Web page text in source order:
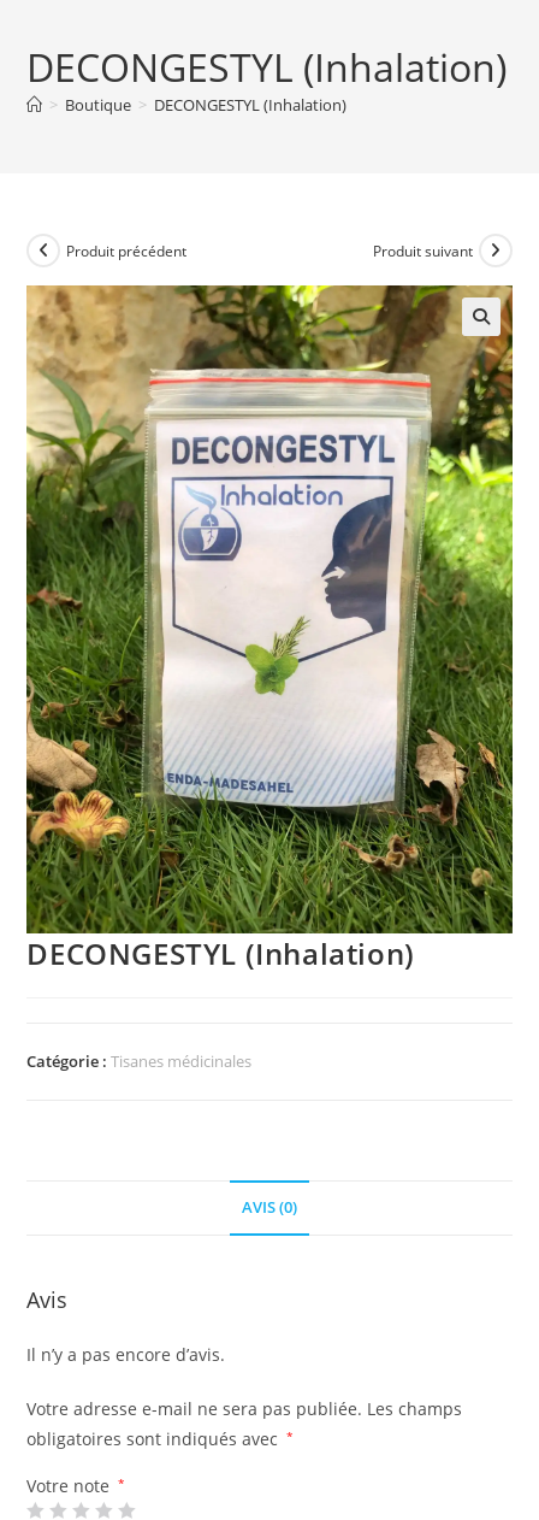
DECONGESTYL (Inhalation)
> Boutique > DECONGESTYL (Inhalation)
Produit précédent Produit suivant
DECONGESTYL (Inhalation)
Catégorie :Tisanes médicinales
AVIS (0)
Avis
Il n’y a pas encore d’avis.
Votre adresse e-mail ne sera pas publiée. Les champs
obligatoires sont indiqués avec
*
Votre note *